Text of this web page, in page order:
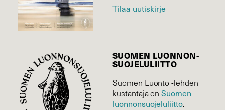
Tilaa uutiskirje
SUOMEN LUONNON­
SUOJELU­LIITTO
Suomen Luonto -lehden
kustantaja onSuomen
luonnonsuojelu­liitto.